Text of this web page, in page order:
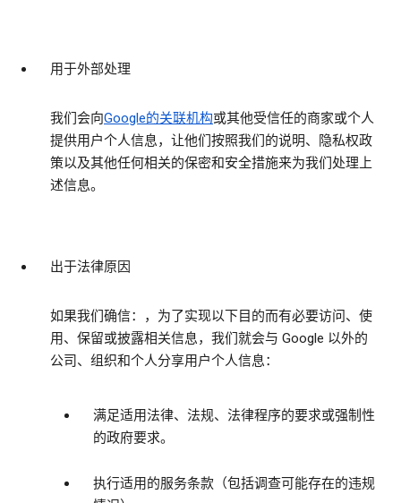
用于外部处理
我们会向Google的关联机构或其他受信任的商家或个人
提供用户个人信息，让他们按照我们的说明、隐私权政
策以及其他任何相关的保密和安全措施来为我们处理上
述信息。
出于法律原因
如果我们确信：，为了实现以下目的而有必要访问、使
用、保留或披露相关信息，我们就会与 Google 以外的
公司、组织和个人分享用户个人信息：
满足适用法律、法规、法律程序的要求或强制性
的政府要求。
执行适用的服务条款（包括调查可能存在的违规